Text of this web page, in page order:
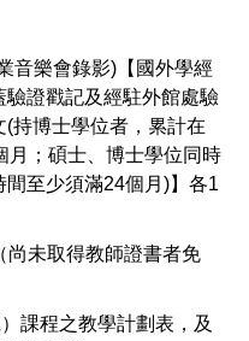
音樂會錄影) 【國外學經
證戳記及經駐外館處驗
(持博士學位者，累計在
月；碩士、博士學位同時
間至少須滿24個月 )】各1
尚未取得教師證書者免
課程之教學計劃表，及